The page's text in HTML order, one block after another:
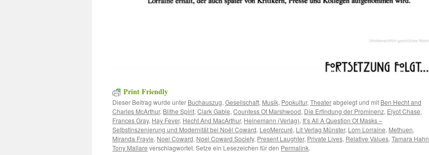
Print Friendly
Dieser Beitrag wurde unter Buchauszug, Gesellschaft, Musik, Popkultur, Theaterabgelegt und mit Ben Hecht and
Charles McArthur, Blithe Spirit, Clark Gable, Countess Of Marshwood, Die Erfindung der Prominenz, Elyot Chase,
Frances Gray, Hay Fever, Hecht And MacArthur, Heinemann (Verlag), It’s All A Question Of Masks –
Selbstinszenierung und Modernität bei Noël Coward, LeoMercuré, Lit Verlag Münster, Lorn Lorraine, Methuen,
Miranda Frayle, Noel Coward, Noel Coward Society, Present Laughter, Private Lives, Relative Values, Tamara Hahn
Tony Mallare verschlagwortet. Setze ein Lesezeichen für den Permalink.